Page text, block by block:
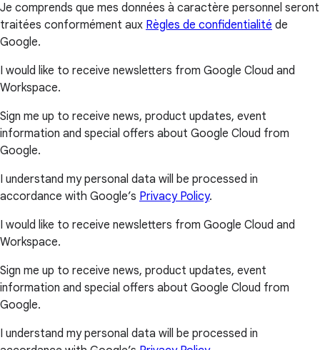
Je comprends que mes données à caractère personnel seront
traitées conformément aux Règles de confidentialité de
Google.
I would like to receive newsletters from Google Cloud and
Workspace.
Sign me up to receive news, product updates, event
information and special offers about Google Cloud from
Google.
I understand my personal data will be processed in
accordance with Google’s Privacy Policy.
I would like to receive newsletters from Google Cloud and
Workspace.
Sign me up to receive news, product updates, event
information and special offers about Google Cloud from
Google.
I understand my personal data will be processed in